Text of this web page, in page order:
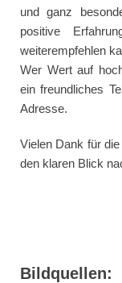
und ganz
positive
weiterempfehlen
Wer Wert auf
ein freundliches
Adresse.
Vielen Dank für
den klaren Blick
Bildquellen: